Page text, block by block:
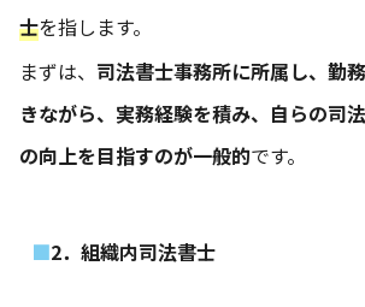
士を指します。
まずは、 司法書士事務所に所属し、勤
きながら、実務経験を積み、自らの司
の向上を目指すのが一般的です。
2．組織内司法書士